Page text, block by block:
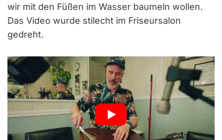
wir mit den Füßen im Wasser baumeln wollen.
Das Video wurde stilecht im Friseursalon
gedreht.